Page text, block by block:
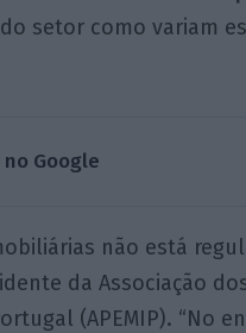
setor como variam
Google
não está
da Associação
(APEMIP). “No